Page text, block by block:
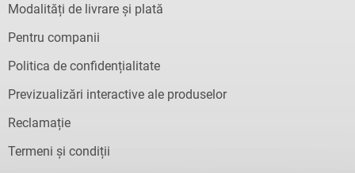
Modalități de livrare și plată
Pentru companii
Politica de confidențialitate
Previzualizări interactive ale produselor
Reclamație
Termeni și condiții